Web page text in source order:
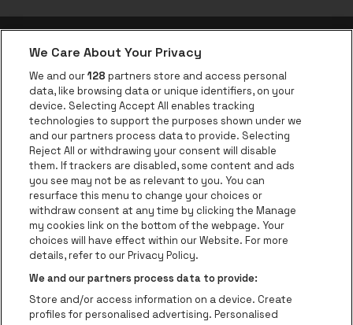
be•at app
be•at Corporate
be•at Business
Groepen
Helpcenter
Contact
Instagram
Facebook
Threads
TiktokYoutube
Be•at Tickets is een deel van be•at
be•at Tickets
Schijnpoortweg 119, 2170 Antwerpen
Be-At Venues
We Care About Your Privacy
We and our128 partners store and access personal
data, like browsing data or unique identifiers, on your
device. Selecting Accept All enables tracking
technologies to support the purposes shown under we
and our partners process data to provide. Selecting
Reject All or withdrawing your consent will disable
them. If trackers are disabled, some content and ads
you see may not be as relevant to you. You can
resurface this menu to change your choices or
withdraw consent at any time by clicking the Manage
my cookies link on the bottom of the webpage. Your
choices will have effect within our Website. For more
details, refer to our Privacy Policy.
We and our partners process data to provide:
Store and/or access information on a device. Create
profiles for personalised advertising. Personalised